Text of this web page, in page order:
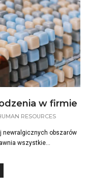
w firmie
RESOURCES
newralgicznych obszarów
wszystkie...